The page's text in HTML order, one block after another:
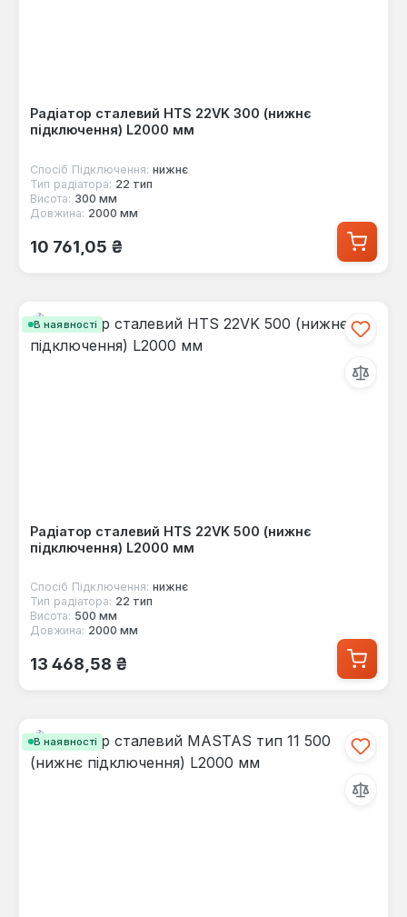
Радіатор сталевий HTS 22VK 300 (нижнє
підключення) L2000 мм
Спосіб Підключення: нижнє
Тип радіатора: 22 тип
Висота: 300 мм
Довжина: 2000 мм
Звичайна ціна:
10 761,05 ₴
В наявності
Радіатор сталевий HTS 22VK 500 (нижнє
підключення) L2000 мм
Спосіб Підключення: нижнє
Тип радіатора: 22 тип
Висота: 500 мм
Довжина: 2000 мм
Звичайна ціна:
13 468,58 ₴
В наявності